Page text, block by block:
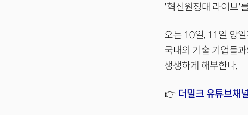
'혁신원정대 라이브'
오는 10일, 11일 양
국내외 기술 기업들
생생하게 해부한다.
👉 더밀크 유튜브채